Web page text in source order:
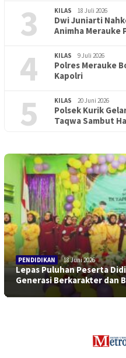
3 KILAS 18 Juli 2026
Dwi Juniarti
Animha Merauke
4 KILAS 9 Juli 2026
Polres Merauke
Kapolri
5 KILAS 20 Juni 2026
Polsek Kurik
Taqwa Sambut
PENDIDIKAN 18 Juni 2026
Lepas Puluhan Peserta
Generasi Berkarakter dan